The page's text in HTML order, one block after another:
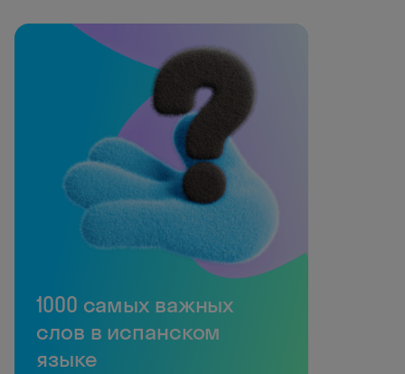
1000 самых важных
слов в испанском
языке